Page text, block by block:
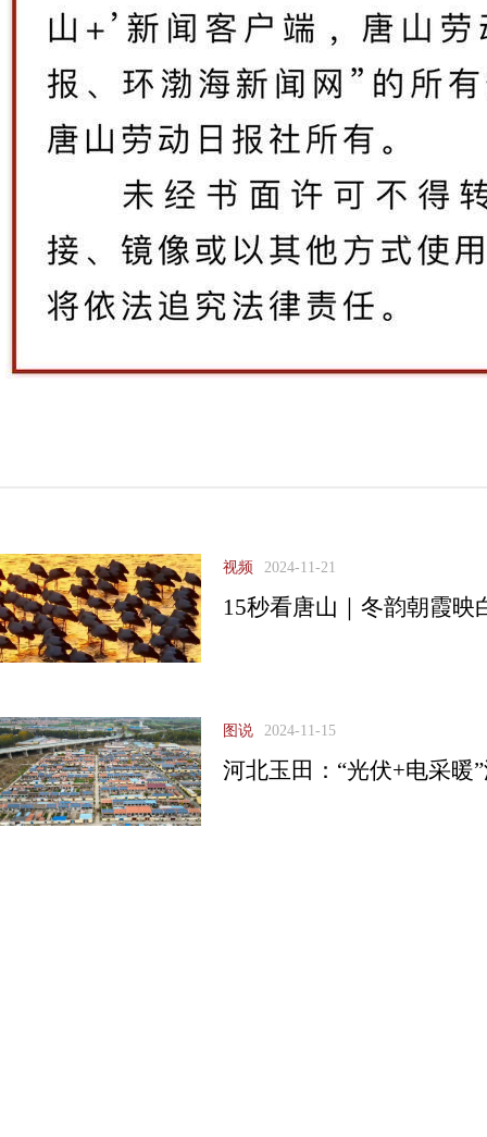
视频 2024-11-21
15秒看唐山｜冬韵朝霞映
图说 2024-11-15
河北玉田：“光伏+电采暖